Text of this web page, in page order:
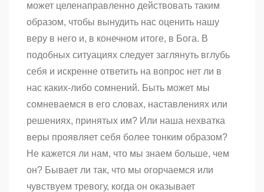
может целенаправленно действовать таким
образом, чтобы вынудить нас оценить нашу
веру в него и, в конечном итоге, в Бога. В
подобных ситуациях следует заглянуть вглубь
себя и искренне ответить на вопрос нет ли в
нас каких-либо сомнений. Быть может мы
сомневаемся в его словах, наставлениях или
решениях, принятых им? Или наша нехватка
веры проявляет себя более тонким образом?
Не кажется ли нам, что мы знаем больше, чем
он? Бывает ли так, что мы огорчаемся или
чувствуем тревогу, когда он оказывает